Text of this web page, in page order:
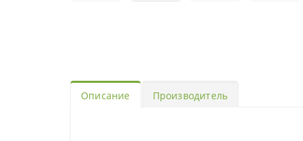
Описание Производитель